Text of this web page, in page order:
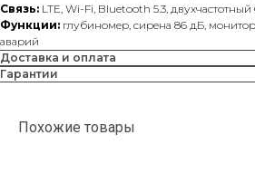
Связь: LTE, Wi-Fi, Bluetooth 5.3, двухчастотный
Функции: глубиномер, сирена 86 дБ,
аварий
Доставка и оплата
Гарантии
Похожие товары